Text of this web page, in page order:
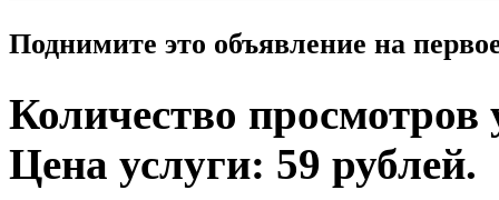
Поднимите это объявление на
Количество просмотров
Цена услуги: 59 рублей.